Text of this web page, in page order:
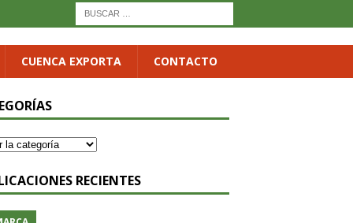
CUENCA EXPORTA CONTACTO
RECIENTES